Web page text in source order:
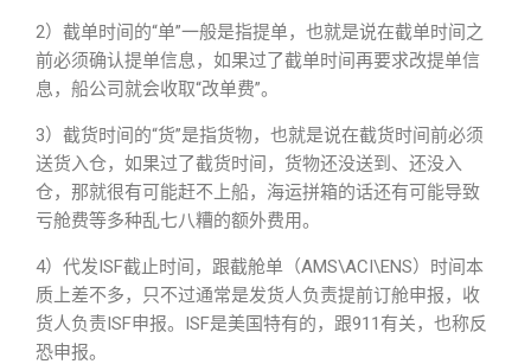
2）截单时间的“单”一般是指提单，也就是说在截单时间之
前必须确认提单信息，如果过了截单时间再要求改提单信
息，船公司就会收取“改单费”。
3）截货时间的“货”是指货物，也就是说在截货时间前必须
送货入仓，如果过了截货时间，货物还没送到、还没入
仓，那就很有可能赶不上船，海运拼箱的话还有可能导致
亏舱费等多种乱七八糟的额外费用。
4）代发ISF截止时间，跟截舱单（AMS\ACI\ENS）时间本
质上差不多，只不过通常是发货人负责提前订舱申报，收
货人负责ISF申报。ISF是美国特有的，跟911有关，也称反
恐申报。